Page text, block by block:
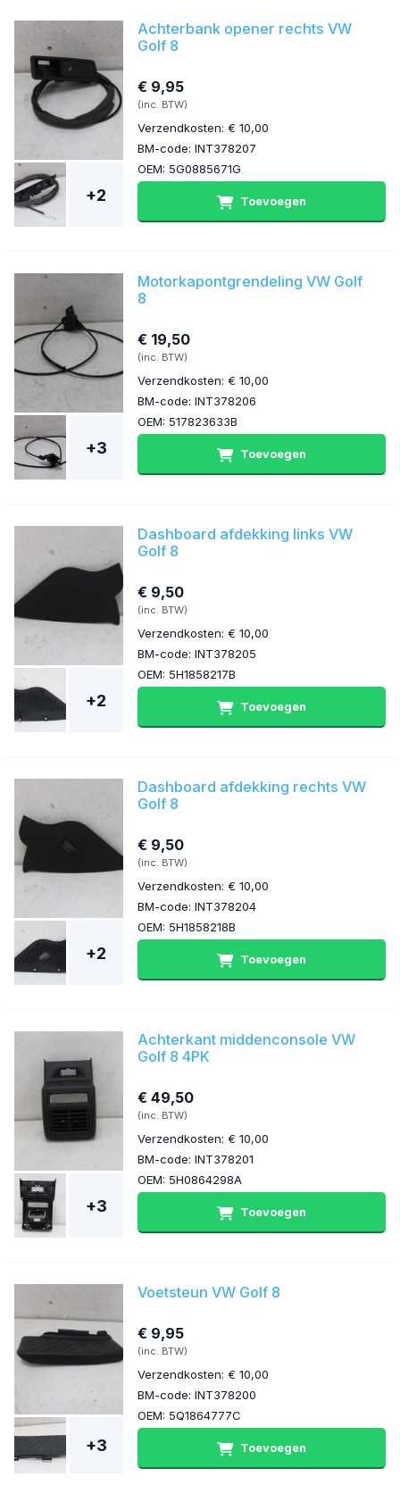
+2
Achterbank opener rechts VW
Golf 8
€ 9,95
(inc. BTW)
Verzendkosten: € 10,00
BM-code: INT378207
OEM: 5G0885671G
Toevoegen
+3
Motorkapontgrendeling VW Golf
8
€ 19,50
(inc. BTW)
Verzendkosten: € 10,00
BM-code: INT378206
OEM: 517823633B
Toevoegen
+2
Dashboard afdekking links VW
Golf 8
€ 9,50
(inc. BTW)
Verzendkosten: € 10,00
BM-code: INT378205
OEM: 5H1858217B
Toevoegen
+2
Dashboard afdekking rechts VW
Golf 8
€ 9,50
(inc. BTW)
Verzendkosten: € 10,00
BM-code: INT378204
OEM: 5H1858218B
Toevoegen
+3
Achterkant middenconsole VW
Golf 8 4PK
€ 49,50
(inc. BTW)
Verzendkosten: € 10,00
BM-code: INT378201
OEM: 5H0864298A
Toevoegen
+3
Voetsteun VW Golf 8
€ 9,95
(inc. BTW)
Verzendkosten: € 10,00
BM-code: INT378200
OEM: 5Q1864777C
Toevoegen